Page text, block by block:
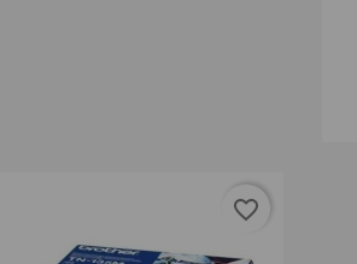
favorite_border